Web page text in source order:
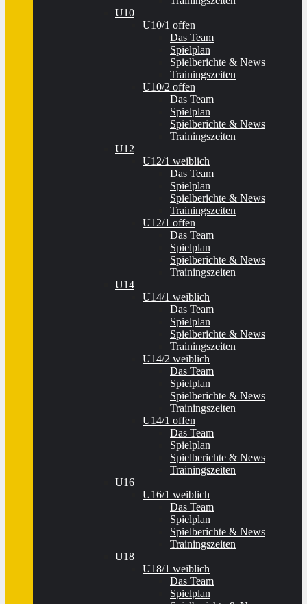
U10
U10/1 offen
Das Team
Spielplan
Spielberichte & News
Trainingszeiten
U10/2 offen
Das Team
Spielplan
Spielberichte & News
Trainingszeiten
U12
U12/1 weiblich
Das Team
Spielplan
Spielberichte & News
Trainingszeiten
U12/1 offen
Das Team
Spielplan
Spielberichte & News
Trainingszeiten
U14
U14/1 weiblich
Das Team
Spielplan
Spielberichte & News
Trainingszeiten
U14/2 weiblich
Das Team
Spielplan
Spielberichte & News
Trainingszeiten
U14/1 offen
Das Team
Spielplan
Spielberichte & News
Trainingszeiten
U16
U16/1 weiblich
Das Team
Spielplan
Spielberichte & News
Trainingszeiten
U18
U18/1 weiblich
Das Team
Spielplan